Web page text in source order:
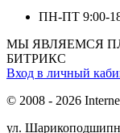
ПН-ПТ 9:00-
МЫ ЯВЛЯЕМСЯ
БИТРИКС
Вход в личный
© 2008 - 2026
ул.